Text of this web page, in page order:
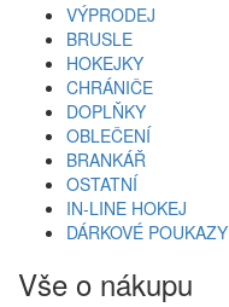
VÝPRODEJ
BRUSLE
HOKEJKY
CHRÁNIČE
DOPLŇKY
OBLEČENÍ
BRANKÁŘ
OSTATNÍ
IN-LINE HOKEJ
DÁRKOVÉ POUKAZY
Vše o nákupu